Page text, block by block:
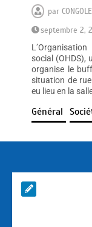
par
septembre 2,
social (OHDS),
organise le
situation de
eu lieu en la
Général